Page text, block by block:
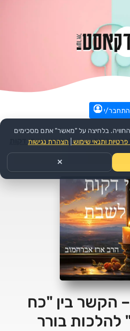
התחבר/י
>> יהדות >>הפודקאסט: שתי דקות
פרק 490 – הקשר בין "כח
בורר
בלחיצה על "מאשר" אתם מסכימים
פרטיות ותנאי שימוש הצהרת נגישות
✕